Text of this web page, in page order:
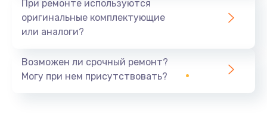
При ремонте используются
оригинальные комплектующие
или аналоги?
Возможен ли срочный ремонт?
Могу при нем присутствовать?